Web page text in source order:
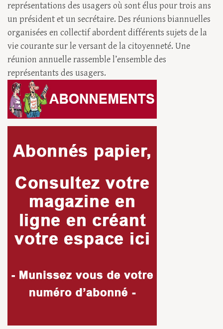
représentations des usagers où sont élus pour trois ans
un président et un secrétaire. Des réunions biannuelles
organisées en collectif abordent différents sujets de la
vie courante sur le versant de la citoyenneté. Une
réunion annuelle rassemble l’ensemble des
représentants des usagers.